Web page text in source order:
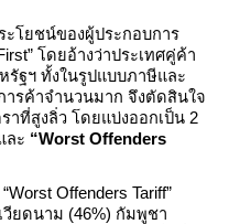
ะโยชน์ของผู้ประกอบการ
โดยอ้างว่าประเทศคู่ค้า
ฐฯ ทั้งในรูปแบบภาษีและ
รค้าจำนวนมาก จึงตัดสินใจ
าที่สูงลิ่ว โดยแบ่งออกเป็น 2
ละ “Worst Offenders
Offenders Tariff”
วียดนาม (46%) กัมพูชา